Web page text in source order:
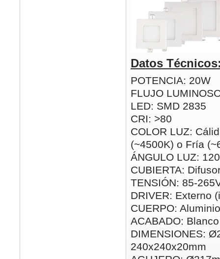
Datos
POTENCIA: 20W
FLUJO
LED: SMD 2835
CRI: >80
COLOR LUZ:
(~4500K) o Fría
ÁNGULO LUZ:
CUBIERTA:
TENSIÓN: 85-
DRIVER: Externo
CUERPO: Aluminio
ACABADO: Blanco
DIMENSIONES:
240x240x20mm